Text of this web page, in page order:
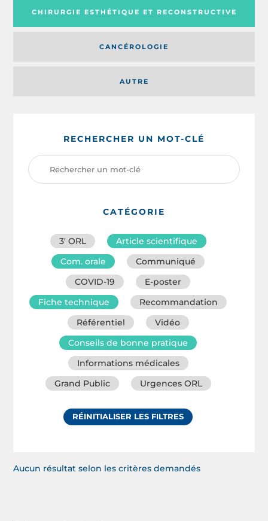
AUTRE
CHIRURGIE ESTHÉTIQUE ET RECONSTRUCTIVE
CANCÉROLOGIE
RECHERCHER UN MOT-CLÉ
CATÉGORIE
3′ ORL
Article scientifique
Com. orale
Communiqué
COVID-19
E-poster
Fiche technique
Recommandation
Référentiel
Vidéo
Conseils de bonne pratique
Informations médicales
Grand Public
Urgences ORL
RÉINITIALISER LES FILTRES
Aucun résultat selon les critères demandés